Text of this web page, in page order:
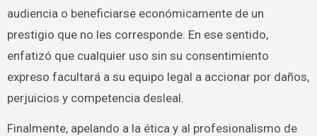
audiencia o beneficiarse económicamente de un
prestigio que no les corresponde. En ese sentido,
enfatizó que cualquier uso sin su consentimiento
expreso facultará a su equipo legal a accionar por daños,
perjuicios y competencia desleal.
Finalmente, apelando a la ética y al profesionalismo de